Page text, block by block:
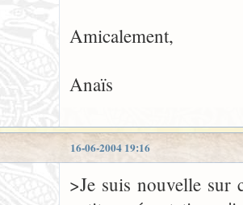
Amicalement,
Anaïs
16-06-2004 19:16
>Je suis nouvelle sur